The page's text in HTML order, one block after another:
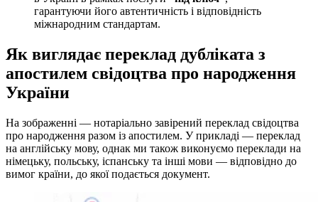
гарантуючи його автентичність і відповідність
міжнародним стандартам.
Як виглядає переклад дубліката з
апостилем свідоцтва про народження
України
На зображенні — нотаріально завірений переклад свідоцтва
про народження разом із апостилем. У прикладі — переклад
на англійську мову, однак ми також виконуємо переклади на
німецьку, польську, іспанську та інші мови — відповідно до
вимог країни, до якої подається документ.